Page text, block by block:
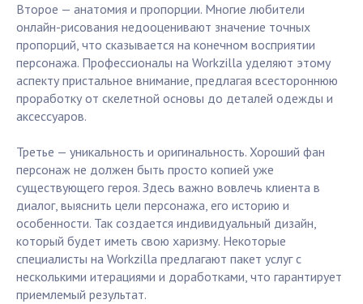
Второе — анатомия и пропорции. Многие любители
онлайн-рисования недооценивают значение точных
пропорций, что сказывается на конечном восприятии
персонажа. Профессионалы на Workzilla уделяют этому
аспекту пристальное внимание, предлагая всестороннюю
проработку от скелетной основы до деталей одежды и
аксессуаров.
Третье — уникальность и оригинальность. Хороший фан
персонаж не должен быть просто копией уже
существующего героя. Здесь важно вовлечь клиента в
диалог, выяснить цели персонажа, его историю и
особенности. Так создается индивидуальный дизайн,
который будет иметь свою харизму. Некоторые
специалисты на Workzilla предлагают пакет услуг с
несколькими итерациями и доработками, что гарантирует
приемлемый результат.